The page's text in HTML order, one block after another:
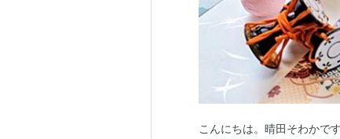
こんにちは。晴田そわかで